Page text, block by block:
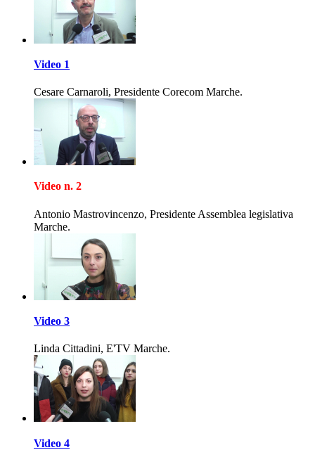
Video 1
Cesare Carnaroli, Presidente Corecom Marche.
Video n. 2
Antonio Mastrovincenzo, Presidente Assemblea legislativa
Marche.
Video 3
Linda Cittadini, E'TV Marche.
Video 4